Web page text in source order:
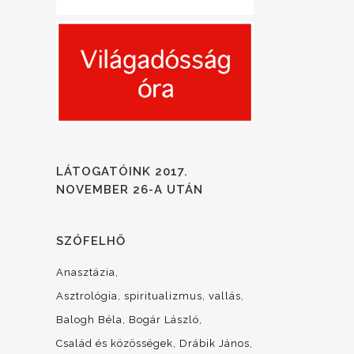
LÁTOGATÓINK 2017.
NOVEMBER 26-A UTÁN
SZÓFELHŐ
Anasztázia
Asztrológia, spiritualizmus, vallás
Balogh Béla
Bogár László
Család és közösségek
Drábik János